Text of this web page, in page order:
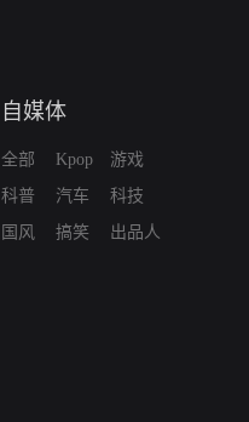
自媒体
全部
科普
国风
Kpop
汽车
搞笑
游戏
科技
出品人